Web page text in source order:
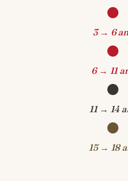
3 → 6
6 → 11
11 → 14
15 → 18